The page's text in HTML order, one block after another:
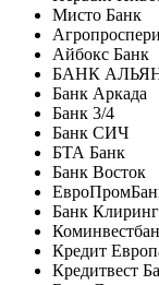
Мисто Банк
Айбокс Банк
БАНК
Банк Аркада
Банк 3/4
Банк СИЧ
БТА Банк
Банк Восток
Банк
Кредит
Кредитвест